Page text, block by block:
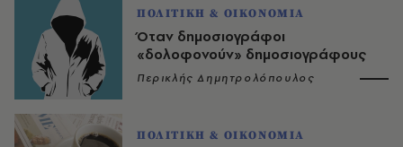
ΠΟΛΙΤΙΚΗ & ΟΙΚΟΝΟΜΙΑ
Όταν δημοσιογράφοι
«δολοφονούν» δημοσιογράφους
Περικλής Δημητρολόπουλος
ΠΟΛΙΤΙΚΗ & ΟΙΚΟΝΟΜΙΑ